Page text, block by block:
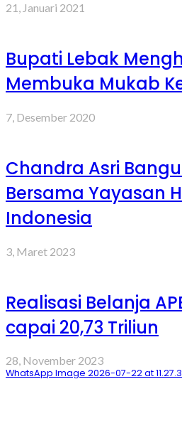
21, Januari 2021
Bupati Lebak
Membuka Mukab
7, Desember 2020
Chandra Asri
Bersama Yayasan
Indonesia
3, Maret 2023
Realisasi Belanja
capai 20,73 Triliun
28, November 2023
WhatsApp Image 2026-07-22 at